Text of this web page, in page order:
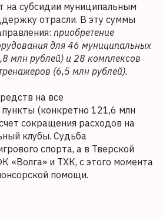
на субсидии муниципальным
отрасли. В эту суммы
приобретение
для 46 муниципальных
млн рублей) и 28 комплексов
(6,5 млн рублей).
на все
(конкретно 121,6 млн
сокращения расходов на
клубы. Судьба
спорта, а в Тверской
«Волга» и ТХК, с этого момента
помощи.